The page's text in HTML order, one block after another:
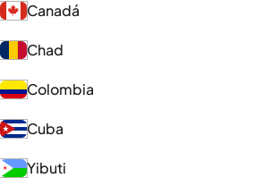
Canadá
Chad
Colombia
Cuba
Yibuti